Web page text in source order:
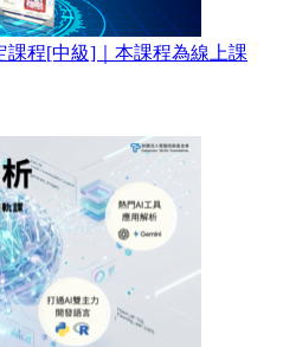
課程[中級]｜本課程為線上課